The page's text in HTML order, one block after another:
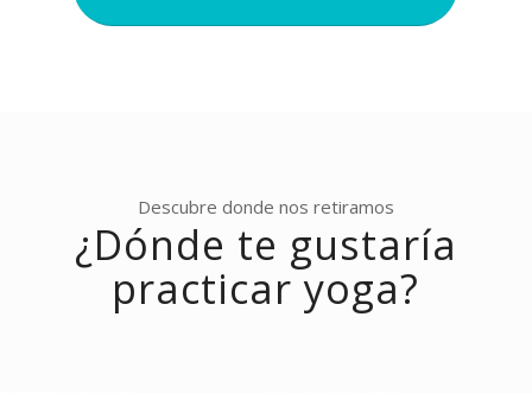
Descubre donde nos retiramos
¿Dónde te gustaría
practicar yoga?